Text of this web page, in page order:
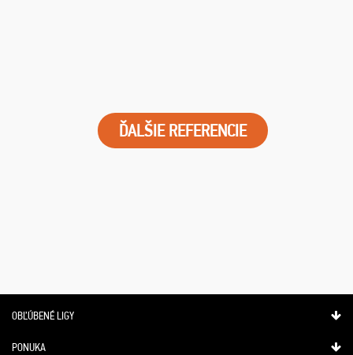
ĎALŠIE REFERENCIE
OBĽÚBENÉ LIGY
PONUKA